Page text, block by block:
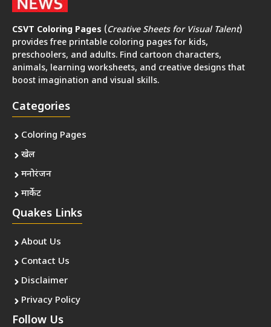
CSVT Coloring Pages (Creative Sheets for Visual Talent)
provides free printable coloring pages for kids,
preschoolers, and adults. Find cartoon characters,
animals, learning worksheets, and creative designs that
boost imagination and visual skills.
Categories
Coloring Pages
खेल
मनोरंजन
मार्केट
Quakes Links
About Us
Contact Us
Disclaimer
Privacy Policy
Follow Us